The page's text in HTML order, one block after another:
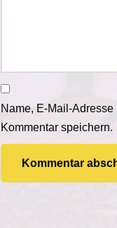
Name, E-Mail-
Kommentar speichern.